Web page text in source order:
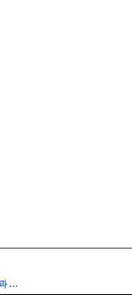
김지민 김준호 2세 임신소식 전와이프 김은영과 자녀는?